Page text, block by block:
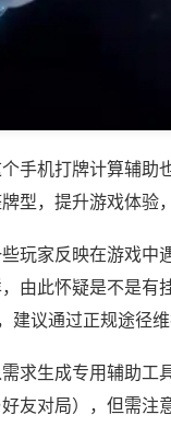
手机打牌计算辅
型，提升游戏体验
玩家反映在游戏中
由此怀疑是不是
议通过正规途径维
求生成专用辅助工
友对局），但需注